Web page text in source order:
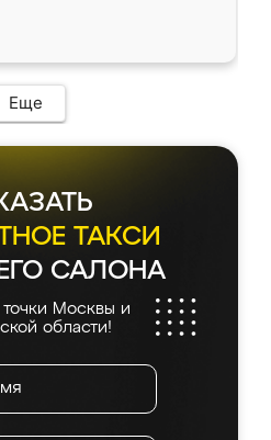
нет.
Еще
ТАКСИ
САЛОНА
Москвы и
области!